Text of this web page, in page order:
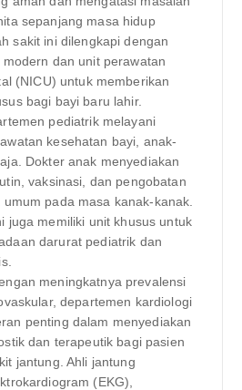
sepanjang masa hidup
sakit ini dilengkapi dengan
dan unit perawatan
(NICU) untuk memberikan
bagi bayi baru lahir.
pediatrik melayani
kesehatan bayi, anak-
Dokter anak menyediakan
vaksinasi, dan pengobatan
pada masa kanak-kanak.
juga memiliki unit khusus untuk
darurat pediatrik dan
meningkatnya prevalensi
departemen kardiologi
penting dalam menyediakan
dan terapeutik bagi pasien
jantung. Ahli jantung
(EKG),